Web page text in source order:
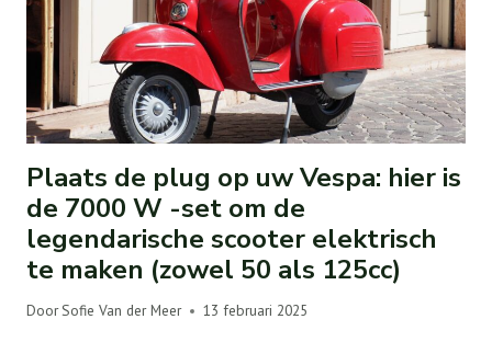
Plaats de plug op uw Vespa: hier is
de 7000 W -set om de
legendarische scooter elektrisch
te maken (zowel 50 als 125cc)
DoorSofie Van der Meer 13 februari 2025